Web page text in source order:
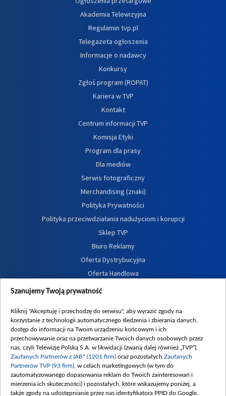
Akademia Telewizyjna
Regulamin tvp.pl
Telegazeta ogłoszenia
Informacje o nadawcy
Konkursy
Zgłoś program (ROPAT)
Kariera w TVP
Kontakt
Centrum informacji TVP
Komisja Etyki
Program dla prasy
Dla mediów
Serwis fotograficzny
Merchandising (znaki)
Polityka Prywatności
Polityka przeciwdziałania nadużyciom i korupcji
Sklep TVP
Biuro Reklamy
Oferta Dystrybucyjna
Oferta Handlowa
Dostępność
Procedura zgłoszeń wewnętrznych
Szanujemy Twoją prywatność
Kliknij "Akceptuję i przechodzę do serwisu", aby wyrazić zgody na
korzystanie z technologii automatycznego śledzenia i zbierania danych,
dostęp do informacji na Twoim urządzeniu końcowym i ich
przechowywanie oraz na przetwarzanie Twoich danych osobowych przez
nas, czyli Telewizję Polską S.A. w likwidacji (zwaną dalej również „TVP”),
Zaufanych Partnerów z IAB* (1201 firm) oraz pozostałych Zaufanych
Partnerów TVP (93 firm) , w celach marketingowych (w tym do
zautomatyzowanego dopasowania reklam do Twoich zainteresowań i
mierzenia ich skuteczności) i pozostałych, które wskazujemy poniżej, a
także zgody na udostępnianie przez nas identyfikatora PPID do Google.